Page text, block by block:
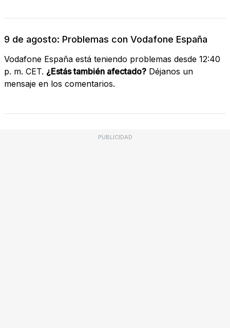
9 de agosto: Problemas con Vodafone España
Vodafone España está teniendo problemas desde 12:40
p. m. CET. ¿Estás también afectado? Déjanos un
mensaje en los comentarios.
PUBLICIDAD